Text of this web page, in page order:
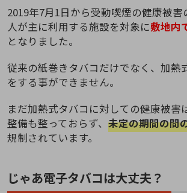
2019年7月1日から受動喫煙の健康被害
人が主に利用する施設を対象に敷地内
となりました。
従来の紙巻きタバコだけでなく、加熱
をする事ができません。
まだ加熱式タバコに対しての健康被害
整備も整っておらず、 未定の期間の間
規制されています。
じゃあ電子タバコは大丈夫？